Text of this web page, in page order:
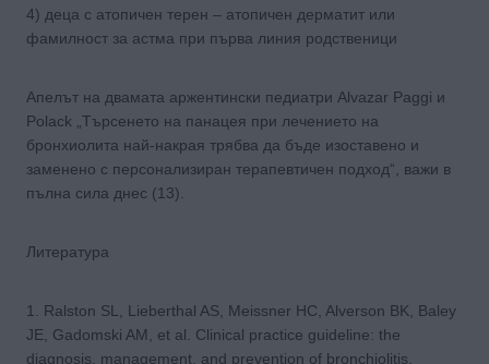
4) деца с атопичен терен – атопичен дерматит или
фамилност за астма при първа линия родственици
Апелът на двамата аржентински педиатри Alvazar Paggi и
Polack „Търсенето на панацея при лечението на
бронхиолита най-накрая трябва да бъде изоставено и
заменено с персонализиран терапевтичен подход“, важи в
пълна сила днес (13).
Литература
1. Ralston SL, Lieberthal AS, Meissner HC, Alverson BK, Baley
JE, Gadomski AM, et al. Clinical practice guideline: the
diagnosis, management, and prevention of bronchiolitis.